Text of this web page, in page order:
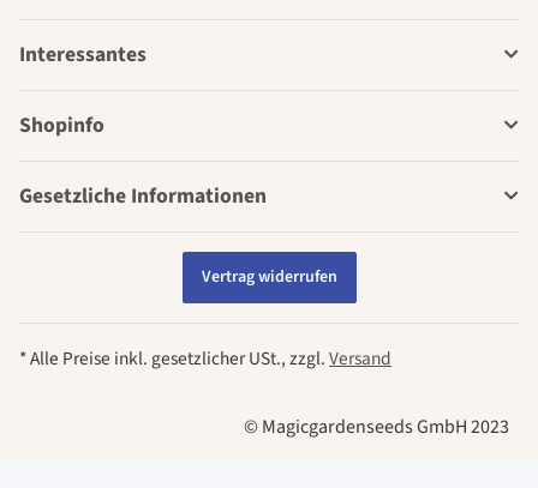
Interessantes
Shopinfo
Gesetzliche Informationen
Vertrag widerrufen
* Alle Preise inkl. gesetzlicher USt., zzgl.Versand
© Magicgardenseeds GmbH 2023